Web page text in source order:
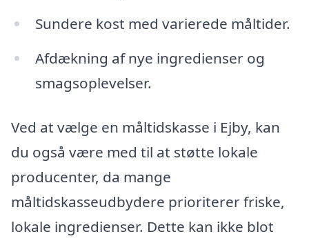
Sundere kost med varierede måltider.
Afdækning af nye ingredienser og
smagsoplevelser.
Ved at vælge en måltidskasse i Ejby, kan
du også være med til at støtte lokale
producenter, da mange
måltidskasseudbydere prioriterer friske,
lokale ingredienser. Dette kan ikke blot